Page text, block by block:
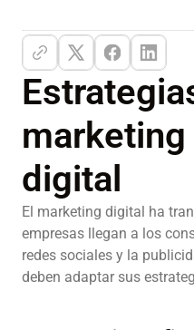
marketing
digital
El marketing digital ha
empresas llegan a los
redes sociales y la
deben adaptar sus